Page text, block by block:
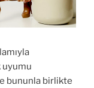
uyumu
bununla birlikte